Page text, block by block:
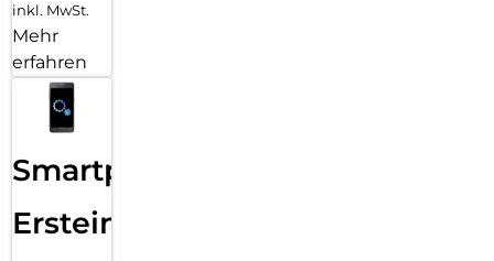
inkl. MwSt.
Mehr
erfahren
Smartphone
Ersteinrichtung